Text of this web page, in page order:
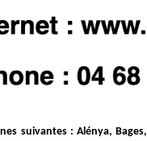
suivantes : Alénya,